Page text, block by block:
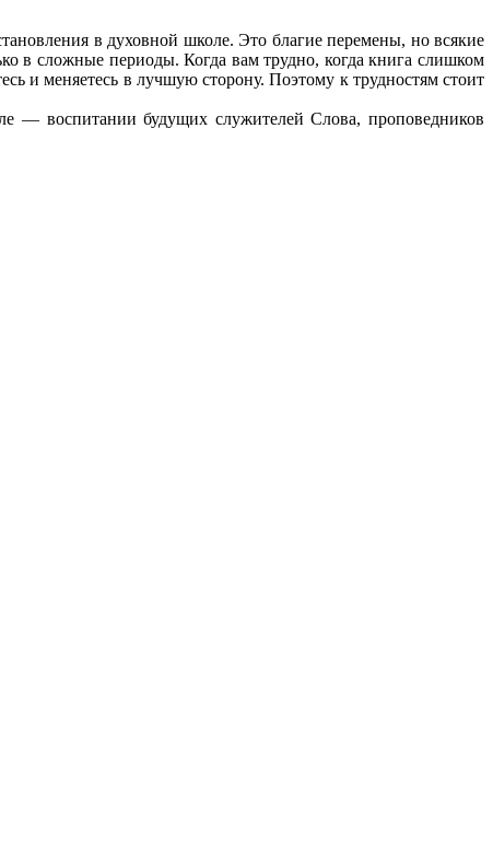
в духовной школе. Это благие перемены, но всякие
в сложные периоды. Когда вам трудно, когда книга слишком
и меняетесь в лучшую сторону. Поэтому к трудностям стоит
— воспитании будущих служителей Слова, проповедников